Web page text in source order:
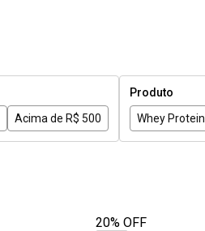
Acima de R$ 500
Produto
Whey Protein
20% OFF